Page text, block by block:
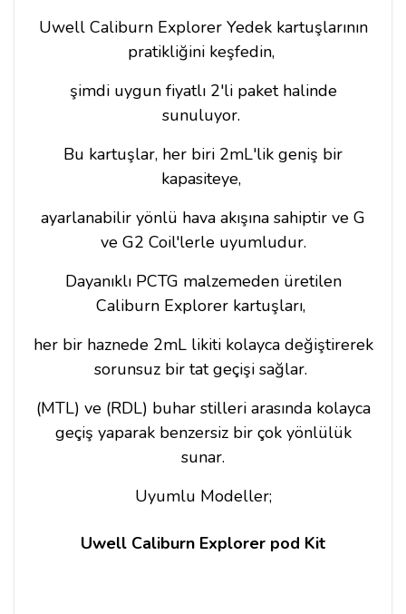
Uwell Caliburn Explorer Yedek kartuşlarının
pratikliğini keşfedin,
şimdi uygun fiyatlı 2'li paket halinde
sunuluyor.
Bu kartuşlar, her biri 2mL'lik geniş bir
kapasiteye,
ayarlanabilir yönlü hava akışına sahiptir ve G
ve G2 Coil'lerle uyumludur.
Dayanıklı PCTG malzemeden üretilen
Caliburn Explorer kartuşları,
her bir haznede 2mL likiti kolayca değiştirerek
sorunsuz bir tat geçişi sağlar.
(MTL) ve (RDL) buhar stilleri arasında kolayca
geçiş yaparak benzersiz bir çok yönlülük
sunar.
Uyumlu Modeller;
Uwell Caliburn Explorer pod Kit